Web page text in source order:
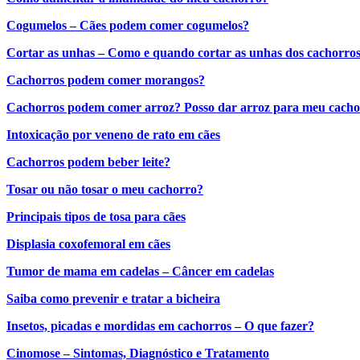
Cogumelos – Cães podem comer cogumelos?
Cortar as unhas – Como e quando cortar as unhas dos cachorros
Cachorros podem comer morangos?
Cachorros podem comer arroz? Posso dar arroz para meu
Intoxicação por veneno de rato em cães
Cachorros podem beber leite?
Tosar ou não tosar o meu cachorro?
Principais tipos de tosa para cães
Displasia coxofemoral em cães
Tumor de mama em cadelas – Câncer em cadelas
Saiba como prevenir e tratar a bicheira
Insetos, picadas e mordidas em cachorros – O que fazer?
Cinomose – Sintomas, Diagnóstico e Tratamento